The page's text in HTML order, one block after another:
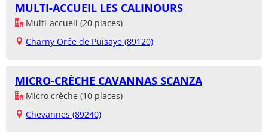
MULTI-ACCUEIL LES CALINOURS
Multi-accueil (20 places)
Charny Orée de Puisaye (89120)
MICRO-CRÈCHE CAVANNAS SCANZA
Micro crèche (10 places)
Chevannes (89240)